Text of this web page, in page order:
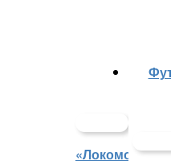
«Локомотив»